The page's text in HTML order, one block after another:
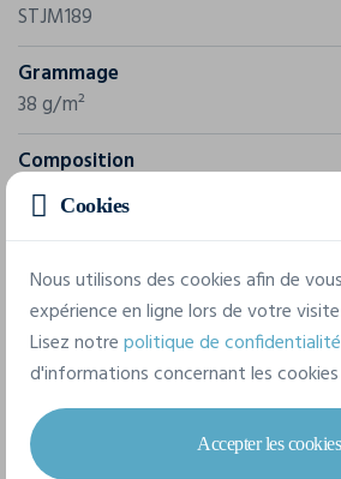
STJM189
Grammage
38 g/m²
Composition
100% Nylon - Recycled
8 tailles disponibles
S M L XL
4XL
Cookies
Nous utilisons des cookies afin de
expérience en ligne lors de votre
Lisez notrepolitique de confidentialité
d'informations concernant les
Accepter les cookies